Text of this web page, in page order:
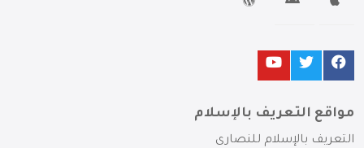
مواقع التعريف بالإسلام
التعريف بالإسلام للنصارى